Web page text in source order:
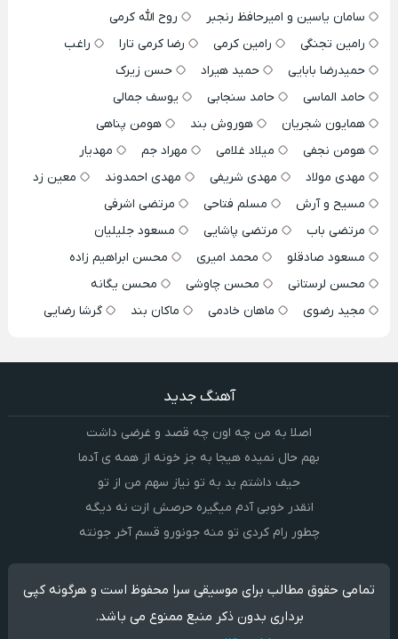
سامان یاسین و امیرحافظ رنجبر
روح الله کرمی
رامین تجنگی
رامین کرمی رضا کرمی تارا
راغب
حمیدرضا بابایی
حمید هیراد
حسن زیرک
حامد الماسی
حامد سنجابی
یوسف جمالی
همایون شجریان
هوروش بند
هومن پناهی
هومن نجفی
میلاد غلامی مهراد جم
مهدیار
مهدی مولاد
مهدی شریفی مهدی احمدوند
معین زد
مسیح و آرش
مسلم فتاحی
مرتضی اشرفی
مرتضی باب
مرتضی پاشایی
مسعود جلیلیان
مسعود صادقلو
محمد امیری
محسن ابراهیم زاده
محسن لرستانی
محسن چاوشی
محسن یگانه
مجید رضوی
ماهان خادمی ماکان بند گرشا رضایی
آهنگ جدید
اصلا به من چه اون چه قصد و غرضی داشت
بهم حال نمیده هیجا به جز خونه از همه ی آدما
حیف داشتم بد به تو نیاز سهم من از تو
انقدر خوبی آدم میگیره حرصش ازت نه دیگه
چطور رام کردی تو منه جونورو قسم آخر جونته
تمامی حقوق مطالب برای موسیقی سرا محفوظ است و هرگونه کپی
برداری بدون ذکر منبع ممنوع می باشد.